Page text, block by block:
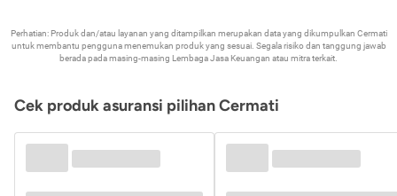
Perhatian: Produk dan/atau layanan yang ditampilkan merupakan data yang dikumpulkan Cermati
untuk membantu pengguna menemukan produk yang sesuai. Segala risiko dan tanggung jawab
berada pada masing-masing Lembaga Jasa Keuangan atau mitra terkait.
Cek produk asuransi pilihan Cermati